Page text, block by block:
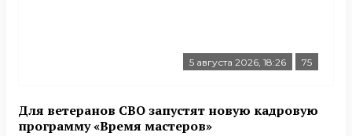
5 августа 2026, 18:26 75
Для ветеранов СВО запустят новую кадровую
программу «Время мастеров»